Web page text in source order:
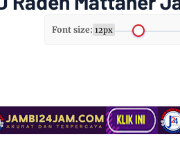
Font size: 12px